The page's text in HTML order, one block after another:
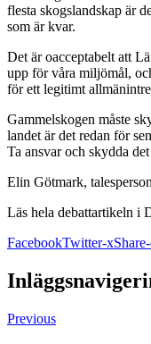
flesta skogslandskap är
som är kvar.
Det är oacceptabelt att
upp för våra miljömål,
för ett legitimt
Gammelskogen måste
landet är det redan för
Ta ansvar och skydda
Elin Götmark,
Läs hela debattartikeln i
FacebookTwitter-x
Previous